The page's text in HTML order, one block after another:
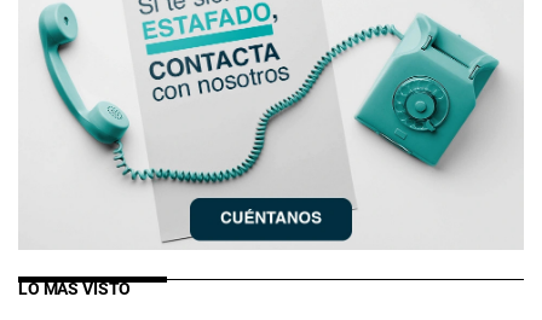
LO MÁS VISTO